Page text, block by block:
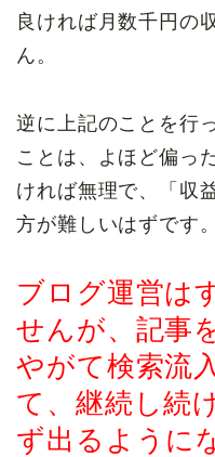
良ければ月数千円の
ん。
逆に上記のことを行
ことは、よほど偏っ
ければ無理で、「収
方が難しいはずです。
ブログ運営は
せんが、記事
やがて検索流
て、継続し続
ず出るように